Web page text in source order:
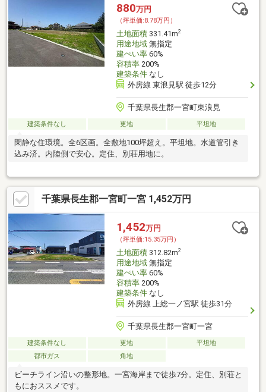
880万円
（坪単価:8.78万円）
土地面積331.41m2
用途地域無指定
建ぺい率60%
容積率200%
建築条件なし
外房線 東浪見駅 徒歩12分
千葉県長生郡一宮町東浪見
建築条件なし 更地 平坦地
閑静な住環境。全6区画。全敷地100坪超え。平坦地。水道管引き
込み済。内陸側で安心。定住、別荘用地に。
千葉県長生郡一宮町一宮 1,452万円
1,452万円
（坪単価:15.35万円）
土地面積312.82m2
用途地域無指定
建ぺい率60%
容積率200%
建築条件なし
外房線 上総一ノ宮駅 徒歩31分
千葉県長生郡一宮町一宮
建築条件なし 更地
平坦地
都市ガス
角地
ビーチライン沿いの整形地。一宮海岸まで徒歩7分。定住、別荘と
もにおススメです。